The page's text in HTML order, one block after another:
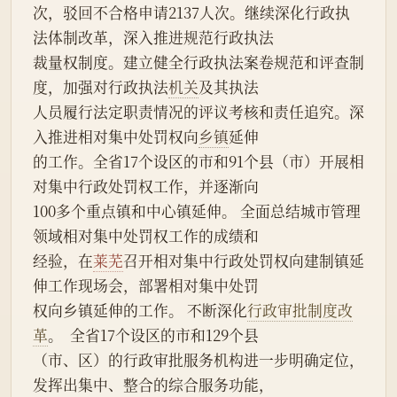
次，驳回不合格申请2137人次。继续深化行政执
法体制改革，深入推进规范行政执法
裁量权制度。建立健全行政执法案卷规范和评查制
度，加强对行政执法机关及其执法
人员履行法定职责情况的评议考核和责任追究。深
入推进相对集中处罚权向乡镇延伸
的工作。全省17个设区的市和91个县（市）开展相
对集中行政处罚权工作，并逐渐向
100多个重点镇和中心镇延伸。 全面总结城市管理
领域相对集中处罚权工作的成绩和
经验，在莱芜召开相对集中行政处罚权向建制镇延
伸工作现场会，部署相对集中处罚
权向乡镇延伸的工作。 不断深化行政审批制度改
革。  全省17个设区的市和129个县
（市、区）的行政审批服务机构进一步明确定位，
发挥出集中、整合的综合服务功能，